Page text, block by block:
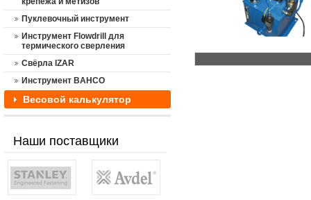
Пуклевочный инструмент
Инструмент Flowdrill для
термического сверления
Свёрла IZAR
Инструмент BAHCO
Весовой калькулятор
Наши поставщики